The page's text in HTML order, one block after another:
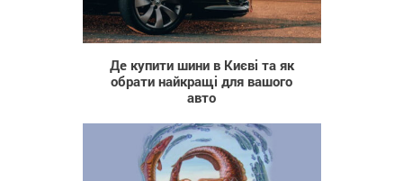
21
Де купити шини в Києві та як
обрати найкращі для вашого
авто